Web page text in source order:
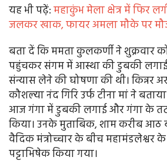
यह भी पढे़ं:महाकुंभ मेला क्षेत्र में फिर
जलकर खाक, फायर अमला मौके पर
बता दें कि ममता कुलकर्णी ने शुक्रवार
पहुंचकर संगम में आस्था की डुबकी
संन्यास लेने की घोषणा की थी। किन्नर
कौशल्या नंद गिरि उर्फ टीना मां ने
आज गंगा में डुबकी लगाई और गंगा के तट
किया। उनके मुताबिक, शाम करीब आठ
वैदिक मंत्रोच्चार के बीच महामंडलेश्वर
पट्टाभिषेक किया गया।